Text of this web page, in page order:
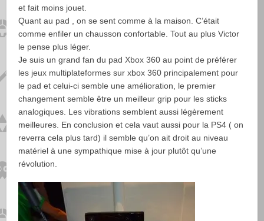
et fait moins jouet.
Quant au pad , on se sent comme à la maison. C’était
comme enfiler un chausson confortable. Tout au plus Victor
le pense plus léger.
Je suis un grand fan du pad Xbox 360 au point de préférer
les jeux multiplateformes sur xbox 360 principalement pour
le pad et celui-ci semble une amélioration, le premier
changement semble être un meilleur grip pour les sticks
analogiques. Les vibrations semblent aussi légèrement
meilleures. En conclusion et cela vaut aussi pour la PS4 ( on
reverra cela plus tard) il semble qu’on ait droit au niveau
matériel à une sympathique mise à jour plutôt qu’une
révolution.